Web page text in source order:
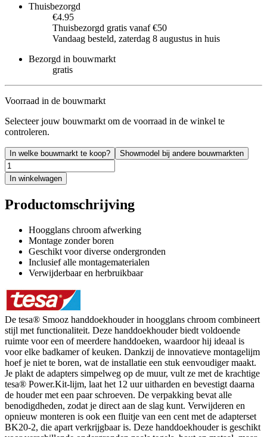
Thuisbezorgd
€4.95
Thuisbezorgd gratis vanaf €50
Vandaag besteld, zaterdag 8 augustus in huis
Bezorgd in bouwmarkt
gratis
Voorraad in de bouwmarkt
Selecteer jouw bouwmarkt om de voorraad in de winkel te
controleren.
In welke bouwmarkt te koop? Showmodel bij andere bouwmarkten
In winkelwagen
Productomschrijving
Hoogglans chroom afwerking
Montage zonder boren
Geschikt voor diverse ondergronden
Inclusief alle montagematerialen
Verwijderbaar en herbruikbaar
De tesa® Smooz handdoekhouder in hoogglans chroom combineert
stijl met functionaliteit. Deze handdoekhouder biedt voldoende
ruimte voor een of meerdere handdoeken, waardoor hij ideaal is
voor elke badkamer of keuken. Dankzij de innovatieve montagelijm
hoef je niet te boren, wat de installatie een stuk eenvoudiger maakt.
Je plakt de adapters simpelweg op de muur, vult ze met de krachtige
tesa® Power.Kit-lijm, laat het 12 uur uitharden en bevestigt daarna
de houder met een paar schroeven. De verpakking bevat alle
benodigdheden, zodat je direct aan de slag kunt. Verwijderen en
opnieuw monteren is ook een fluitje van een cent met de adapterset
BK20-2, die apart verkrijgbaar is. Deze handdoekhouder is geschikt